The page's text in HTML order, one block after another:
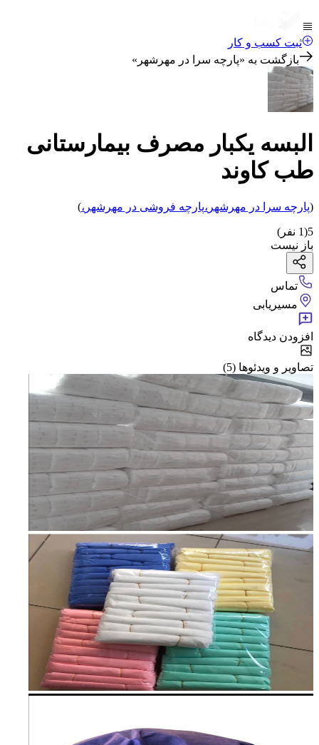
ثبت کسب و کار
بازگشت به «پارچه سرا در مهرشهر »
البسه یکبار مصرف بیمارستانی
طب کاوند
(پارچه سرا در مهرشهر ،پارچه فروشی در مهرشهر ،)
5
(
1 نفر)
باز نیست
تماس
مسیریابی
افزودن دیدگاه
تصاویر و ویدئوها (5)